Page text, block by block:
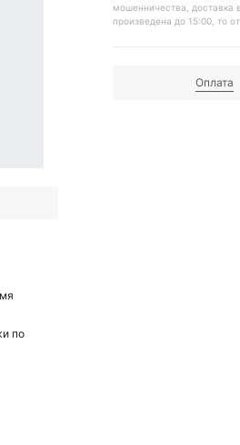
мошенничества, доставка
произведена до 15:00, то
Оплата
по